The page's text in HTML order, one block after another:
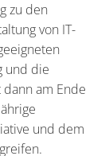
zu den
von IT-
und die
am Ende
und dem